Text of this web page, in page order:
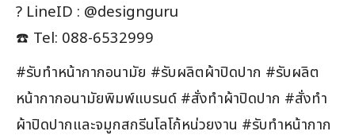
? LineID : @designguru
☎️ Tel: 088-6532999
#รับทำหน้ากากอนามัย #รับผลิตผ้าปิดปาก #รับผลิต
หน้ากากอนามัยพิมพ์แบรนด์ #สั่งทำผ้าปิดปาก #สั่งทำ
ผ้าปิดปากและจมูกสกรีนโลโก้หน่วยงาน #รับทำหน้ากาก